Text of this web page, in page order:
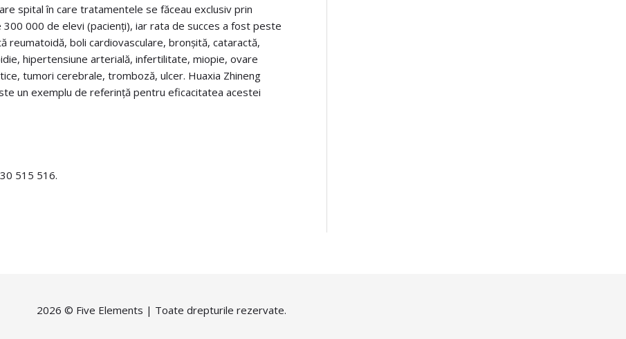
spital în care tratamentele se făceau exclusiv prin
000 de elevi (pacienți), iar rata de succes a fost peste
boli cardiovasculare, bronșită, cataractă,
hipertensiune arterială, infertilitate, miopie, ovare
tumori cerebrale, tromboză, ulcer. Huaxia Zhineng
un exemplu de referință pentru eficacitatea acestei
515 516.
2026 © Five Elements | Toate drepturile rezervate.